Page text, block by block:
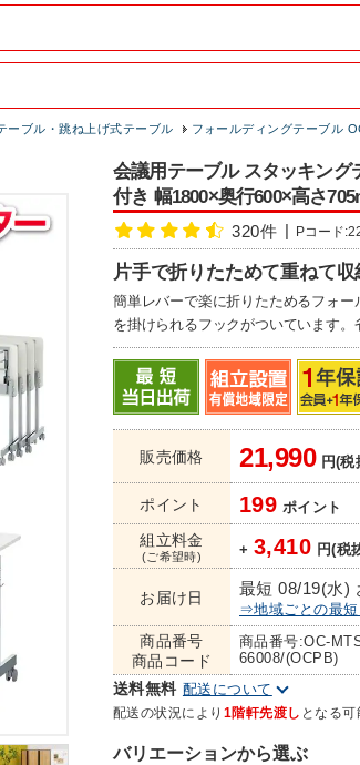
ーブル・跳ね上げ式テーブル フォールディングテーブル
会議用テーブル スタッキング
付き 幅1800×奥行600×高さ
320件 Pコード
片手で折りたためて重ねて
簡単レバーで楽に折りたためるフォ
を掛けられるフックがついています。
販売価格 21,990円(税
ポイント 199 ポイント
組立料金
(ご希望時) + 3,410 円(税
お届け日 最短 08/19(水)
⇒地域ごとの最短
商品番号
商品コード
商品番号:OC-
66008/(OCPB)
送料無料 配送について
配送の状況により 1階軒先渡し となる可
バリエーションから選ぶ